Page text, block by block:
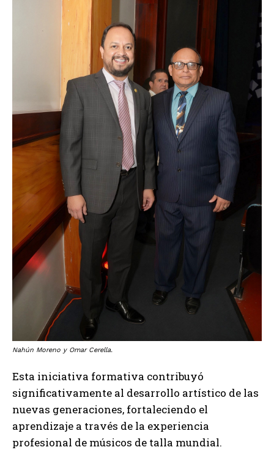
Nahún Moreno y Omar Cerella.
Esta iniciativa formativa contribuyó
significativamente al desarrollo artístico de las
nuevas generaciones, fortaleciendo el
aprendizaje a través de la experiencia
profesional de músicos de talla mundial.